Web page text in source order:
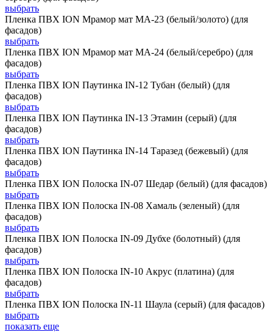
выбрать
Пленка ПВХ ION Мрамор мат MA-23 (белый/золото) (для
фасадов)
выбрать
Пленка ПВХ ION Мрамор мат MA-24 (белый/серебро) (для
фасадов)
выбрать
Пленка ПВХ ION Паутинка IN-12 Тубан (белый) (для
фасадов)
выбрать
Пленка ПВХ ION Паутинка IN-13 Этамин (серый) (для
фасадов)
выбрать
Пленка ПВХ ION Паутинка IN-14 Таразед (бежевый) (для
фасадов)
выбрать
Пленка ПВХ ION Полоска IN-07 Шедар (белый) (для фасадов)
выбрать
Пленка ПВХ ION Полоска IN-08 Хамаль (зеленый) (для
фасадов)
выбрать
Пленка ПВХ ION Полоска IN-09 Дубхе (болотный) (для
фасадов)
выбрать
Пленка ПВХ ION Полоска IN-10 Акрус (платина) (для
фасадов)
выбрать
Пленка ПВХ ION Полоска IN-11 Шаула (серый) (для фасадов)
выбрать
показать еще